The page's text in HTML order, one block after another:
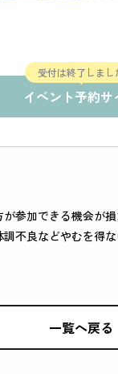
受付は終了しまし
イベント予約サ
参加できる機会が
不良などやむを得
一覧へ戻る